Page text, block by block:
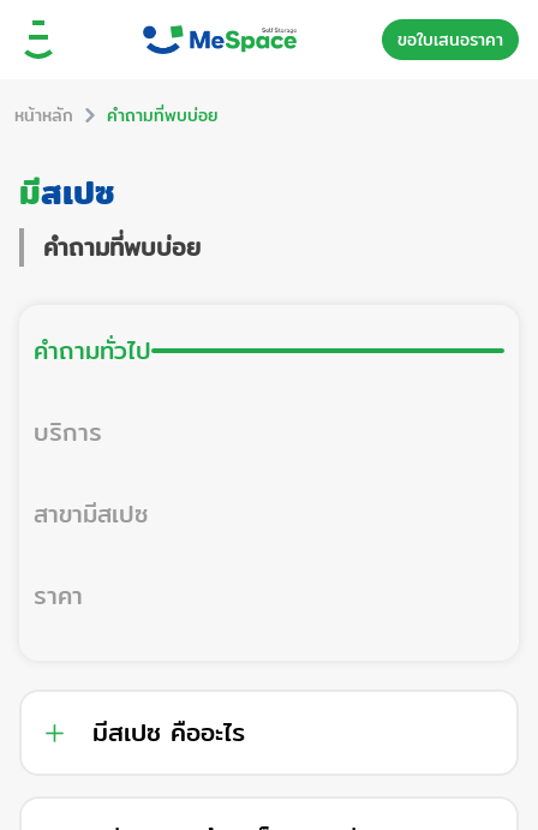
ขอใบเสนอราคา
หน้าหลัก คำถามที่พบบ่อย
มีสเปซ
คำถามที่พบบ่อย
คำถามทั่วไป
บริการ
สาขามีสเปซ
ราคา
มีสเปซ คืออะไร